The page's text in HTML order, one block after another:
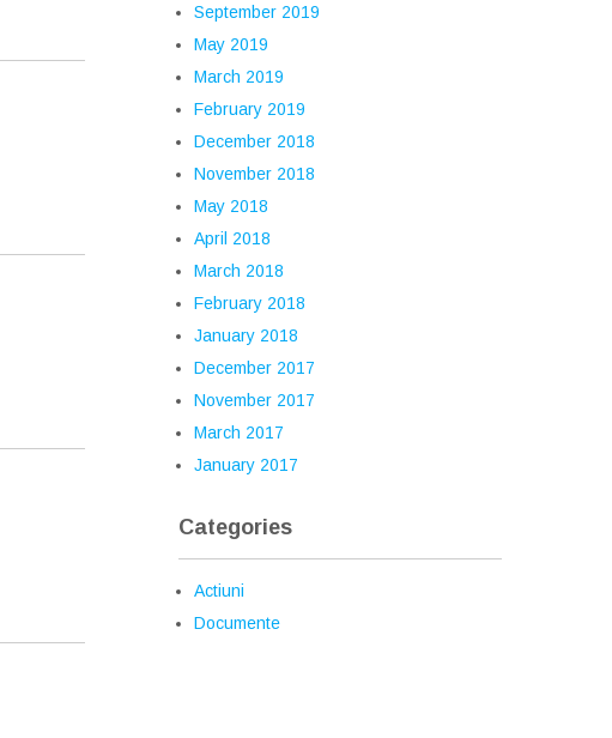
September 2019
May 2019
March 2019
February 2019
December 2018
November 2018
May 2018
April 2018
March 2018
February 2018
January 2018
December 2017
November 2017
March 2017
January 2017
Categories
Actiuni
Documente